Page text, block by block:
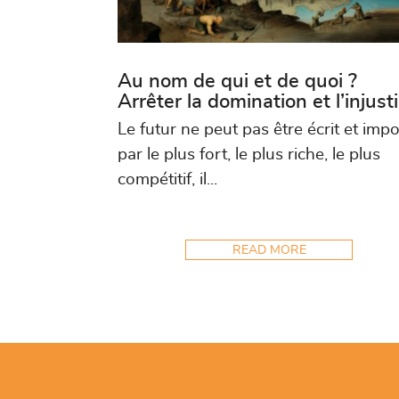
Au nom de qui et de quoi ?
Arrêter la domination et
Le futur ne peut pas être écrit et
par le plus fort, le plus riche, le plus
compétitif, il...
READ MORE